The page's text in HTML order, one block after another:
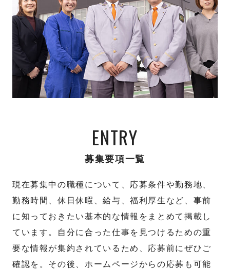
ENTRY
募集要項一覧
現在募集中の職種について、応募条件や勤務地、
勤務時間、休日休暇、給与、福利厚生など、事前
に知っておきたい基本的な情報をまとめて掲載し
ています。自分に合った仕事を見つけるための重
要な情報が集約されているため、応募前にぜひご
確認を。その後、ホームページからの応募も可能